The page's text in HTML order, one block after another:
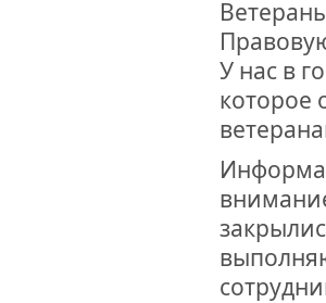
У нас в
которое